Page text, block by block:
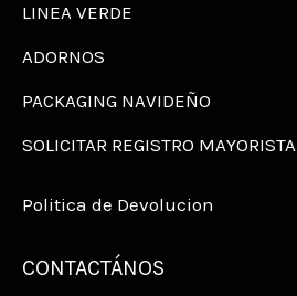
LINEA VERDE
ADORNOS
PACKAGING NAVIDEÑO
SOLICITAR REGISTRO MAYORISTA
Politica de Devolucion
CONTACTÁNOS